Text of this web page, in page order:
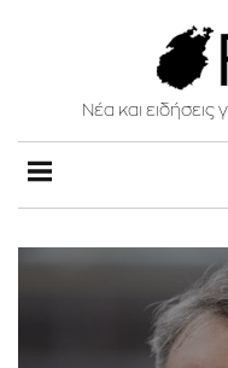
Νέα και ειδήσεις